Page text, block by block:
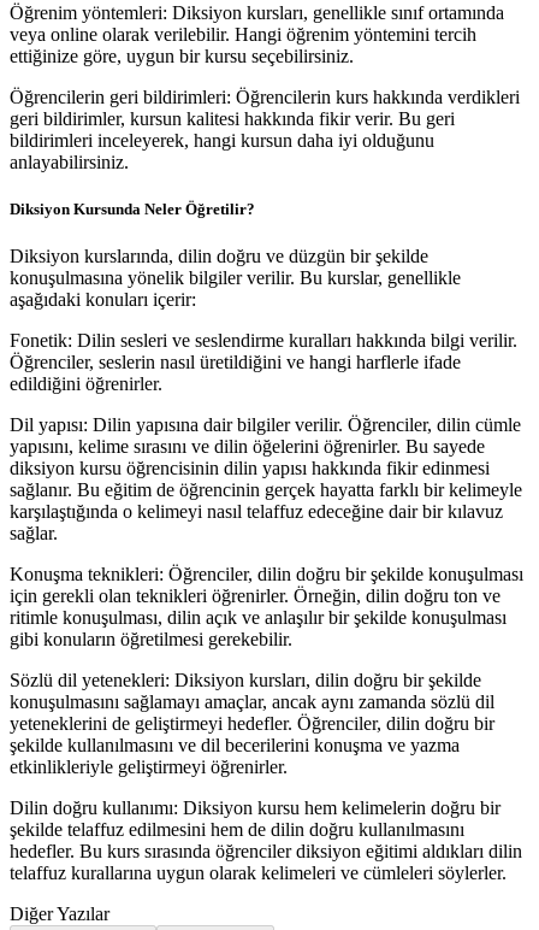
Öğrenim yöntemleri: Diksiyon kursları, genellikle sınıf ortamında
veya online olarak verilebilir. Hangi öğrenim yöntemini tercih
ettiğinize göre, uygun bir kursu seçebilirsiniz.
Öğrencilerin geri bildirimleri: Öğrencilerin kurs hakkında verdikleri
geri bildirimler, kursun kalitesi hakkında fikir verir. Bu geri
bildirimleri inceleyerek, hangi kursun daha iyi olduğunu
anlayabilirsiniz.
Diksiyon Kursunda Neler Öğretilir?
Diksiyon kurslarında, dilin doğru ve düzgün bir şekilde
konuşulmasına yönelik bilgiler verilir. Bu kurslar, genellikle
aşağıdaki konuları içerir:
Fonetik: Dilin sesleri ve seslendirme kuralları hakkında bilgi verilir.
Öğrenciler, seslerin nasıl üretildiğini ve hangi harflerle ifade
edildiğini öğrenirler.
Dil yapısı: Dilin yapısına dair bilgiler verilir. Öğrenciler, dilin cümle
yapısını, kelime sırasını ve dilin öğelerini öğrenirler. Bu sayede
diksiyon kursu öğrencisinin dilin yapısı hakkında fikir edinmesi
sağlanır. Bu eğitim de öğrencinin gerçek hayatta farklı bir kelimeyle
karşılaştığında o kelimeyi nasıl telaffuz edeceğine dair bir kılavuz
sağlar.
Konuşma teknikleri: Öğrenciler, dilin doğru bir şekilde konuşulması
için gerekli olan teknikleri öğrenirler. Örneğin, dilin doğru ton ve
ritimle konuşulması, dilin açık ve anlaşılır bir şekilde konuşulması
gibi konuların öğretilmesi gerekebilir.
Sözlü dil yetenekleri: Diksiyon kursları, dilin doğru bir şekilde
konuşulmasını sağlamayı amaçlar, ancak aynı zamanda sözlü dil
yeteneklerini de geliştirmeyi hedefler. Öğrenciler, dilin doğru bir
şekilde kullanılmasını ve dil becerilerini konuşma ve yazma
etkinlikleriyle geliştirmeyi öğrenirler.
Dilin doğru kullanımı: Diksiyon kursu hem kelimelerin doğru bir
şekilde telaffuz edilmesini hem de dilin doğru kullanılmasını
hedefler. Bu kurs sırasında öğrenciler diksiyon eğitimi aldıkları dilin
telaffuz kurallarına uygun olarak kelimeleri ve cümleleri söylerler.
Diğer Yazılar